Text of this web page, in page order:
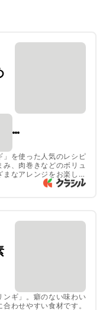
」を使った人気のレシピ
、肉巻きなどのボリュ
なアレンジをお楽しみ
てみてくださいね。
ンギ」。癖のない味わい
わせやすい食材です。